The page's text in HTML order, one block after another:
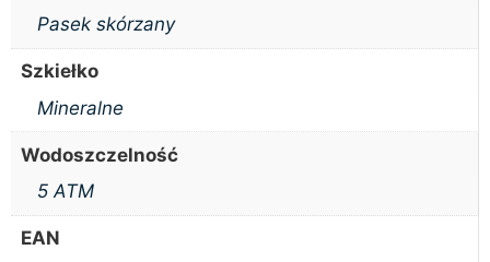
Pasek skórzany
Szkiełko
Mineralne
Wodoszczelność
5 ATM
EAN